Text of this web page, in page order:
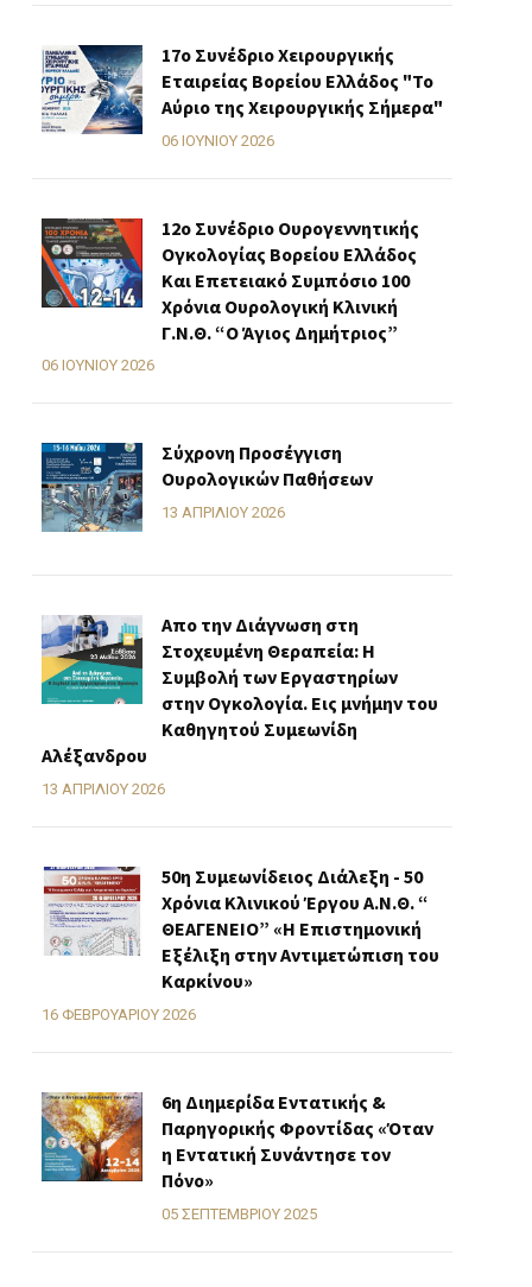
17ο Συνέδριο Χειρουργικής
Εταιρείας Βορείου Ελλάδος "Το
Αύριο της Χειρουργικής Σήμερα"
06 ΙΟΥΝΊΟΥ 2026
12ο Συνέδριο Ουρογεννητικής
Ογκολογίας Βορείου Ελλάδος
Και Επετειακό Συμπόσιο 100
Χρόνια Ουρολογική Κλινική
Γ.Ν.Θ. “Ο Άγιος Δημήτριος”
06 ΙΟΥΝΊΟΥ 2026
Σύχρονη Προσέγγιση
Ουρολογικών Παθήσεων
13 ΑΠΡΙΛΊΟΥ 2026
Απο την Διάγνωση στη
Στοχευμένη Θεραπεία: Η
Συμβολή των Εργαστηρίων
στην Ογκολογία. Εις μνήμην του
Καθηγητού Συμεωνίδη
Αλέξανδρου
13 ΑΠΡΙΛΊΟΥ 2026
50η Συμεωνίδειος Διάλεξη - 50
Χρόνια Κλινικού Έργου Α.Ν.Θ. “
ΘΕΑΓΕΝΕΙΟ” «H Επιστημονική
Εξέλιξη στην Αντιμετώπιση του
Καρκίνου»
16 ΦΕΒΡΟΥΑΡΊΟΥ 2026
6η Διημερίδα Εντατικής &
Παρηγορικής Φροντίδας «Όταν
η Εντατική Συνάντησε τον
Πόνο»
05 ΣΕΠΤΕΜΒΡΊΟΥ 2025